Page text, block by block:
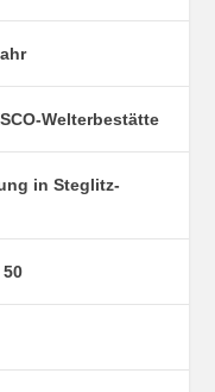
Welterbestätte
in Steglitz-